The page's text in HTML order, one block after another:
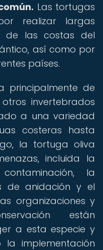
Las tortugas
realizar largas
de las costas del
así como por
países.
principalmente de
invertebrados
a una variedad
costeras hasta
la tortuga oliva
incluida la
la
de anidación y el
organizaciones y
están
a esta especie y
la implementación